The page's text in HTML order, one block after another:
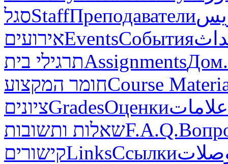
סגלStaffПреподаватели
אירועיםEventsСобытия
תרגילי ביתAssignmentsДом.
חומר המקצועCourse
ציוניםGradesОценкиعلامات
שאלות ותשובותF.A.Q.
קישוריםLinksСсылки